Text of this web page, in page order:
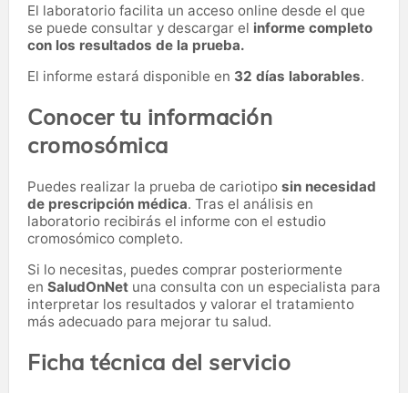
El laboratorio facilita un acceso online desde el que
se puede consultar y descargar el informe completo
con los resultados de la prueba.
El informe estará disponible en 32 días laborables.
Conocer tu información
cromosómica
Puedes realizar la prueba de cariotipo sin necesidad
de prescripción médica. Tras el análisis en
laboratorio recibirás el informe con el estudio
cromosómico completo.
Si lo necesitas, puedes comprar posteriormente
en SaludOnNet una consulta con un especialista para
interpretar los resultados y valorar el tratamiento
más adecuado para mejorar tu salud.
Ficha técnica del servicio